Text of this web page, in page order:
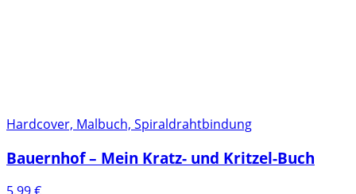
Hardcover, Malbuch, Spiraldrahtbindung
Bauernhof – Mein Kratz- und Kritzel-Buch